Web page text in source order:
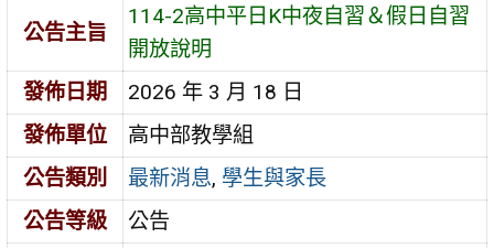
公告主旨
114-2高中平日K中夜自習＆假日自習
開放說明
發佈日期
2026 年 3 月 18 日
發佈單位
高中部教學組
公告類別
最新消息, 學生與家長
公告等級
公告